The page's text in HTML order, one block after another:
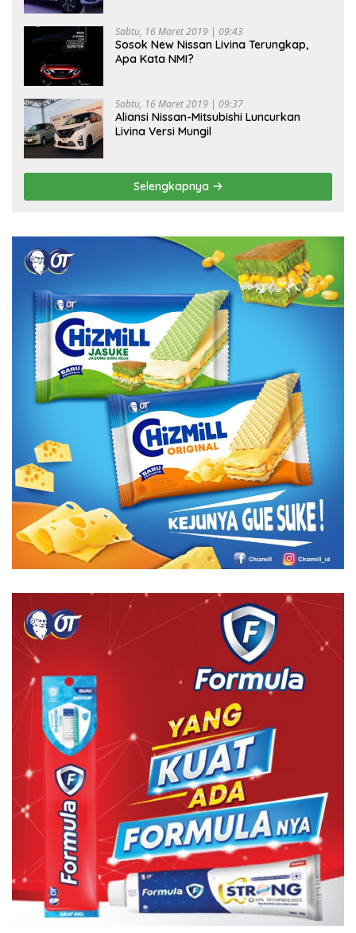
Sabtu, 16 Maret 2019 | 09:43
Sosok New Nissan Livina Terungkap,
Apa Kata NMI?
Sabtu, 16 Maret 2019 | 09:37
Aliansi Nissan-Mitsubishi Luncurkan
Livina Versi Mungil
Selengkapnya